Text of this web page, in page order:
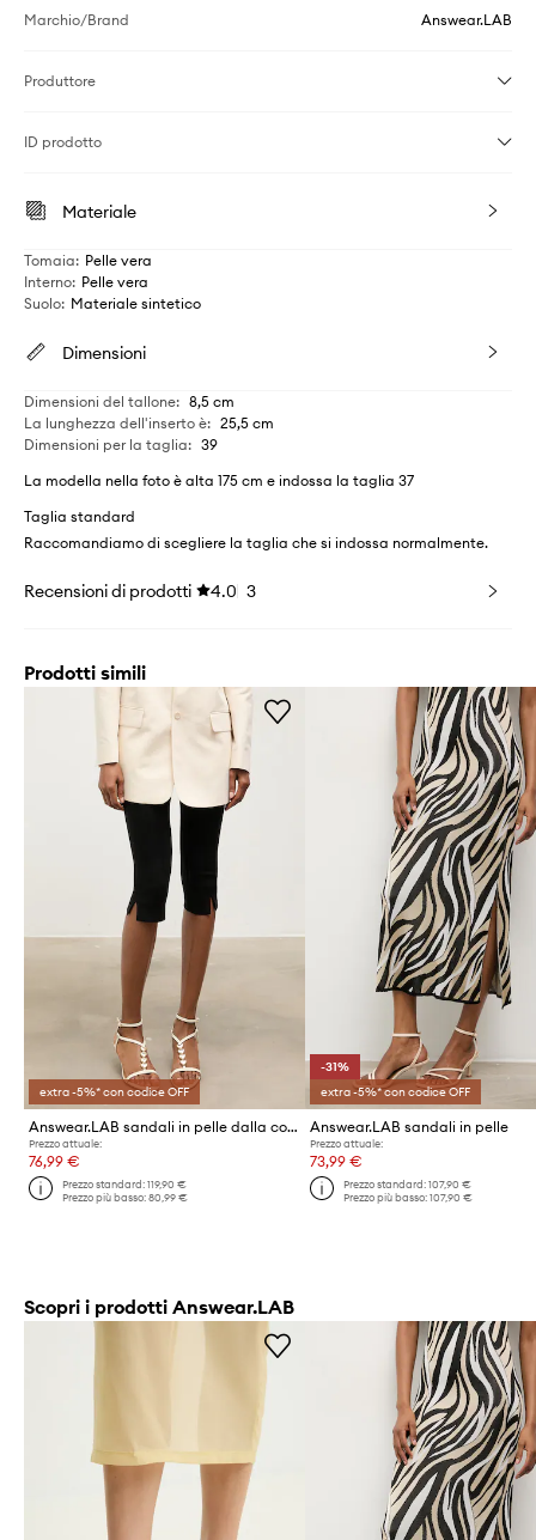
Marchio/Brand Answear.LAB
Produttore
ID prodotto
Materiale
Tomaia: Pelle vera
Interno: Pelle vera
Suolo: Materiale sintetico
Dimensioni
Dimensioni del tallone: 8,5 cm
La lunghezza dell'inserto è: 25,5 cm
Dimensioni per la taglia: 39
La modella nella foto è alta 175 cm e indossa la taglia 37
Taglia standard
Raccomandiamo di scegliere la taglia che si indossa normalmente.
Recensioni di prodotti 4.0 3
Prodotti simili
extra -5%* con codice OFF
Answear.LAB sandali in pelle dalla collezione Unscripted
Prezzo attuale:
76,99 €
Prezzo standard:119,90 €
Prezzo più basso:80,99 €
-31%
extra -5%* con codice OFF
Answear.LAB sandali in pelle
Prezzo attuale:
73,99 €
Prezzo standard: 107,90 €
Prezzo più basso: 107,90 €
Scopri i prodotti Answear.LAB